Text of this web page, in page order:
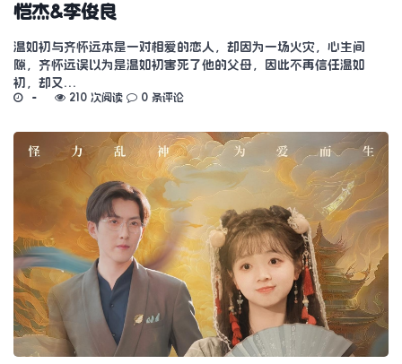
恺杰&李俊良
温如初与齐怀远本是一对相爱的恋人，却因为一场火灾，心生间
隙，齐怀远误以为是温如初害死了他的父母，因此不再信任温如
初，却又…
210 次阅读 0 条评论